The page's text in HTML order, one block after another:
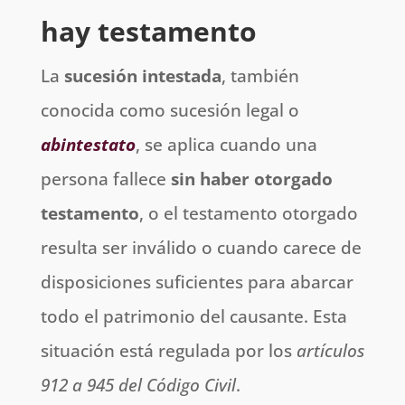
hay testamento
La sucesión intestada, también
conocida como sucesión legal o
abintestato, se aplica cuando una
persona fallece sin haber otorgado
testamento, o el testamento otorgado
resulta ser inválido o cuando carece de
disposiciones suficientes para abarcar
todo el patrimonio del causante. Esta
situación está regulada por los artículos
912 a 945 del Código Civil.